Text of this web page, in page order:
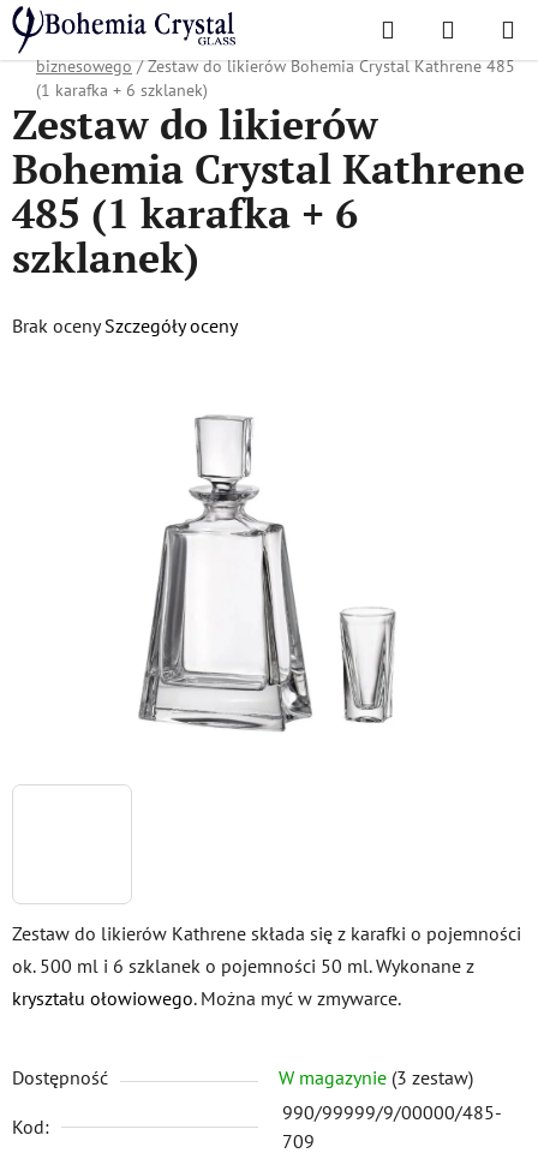
Przejść
do
treści
Szukaj KOSZYK
Home
/ Popularne kolekcje / Oferta świąteczna
Prezenty dla partnera
biznesowego / Zestaw do likierów Bohemia Crystal Kathrene 485
(1 karafka + 6 szklanek)
Zestaw do likierów Kathrene składa się z karafki o pojemności
ok. 500 ml i 6 szklanek o pojemności 50 ml. Wykonane z
kryształu ołowiowego. Można myć w zmywarce.
Dostępność W magazynie (3 zestaw)
Kod:
990/99999/9/00000/485-
709
Zestaw do likierów
Bohemia Crystal Kathrene
485 (1 karafka + 6
szklanek)
Średnia
Brak oceny Szczegóły oceny